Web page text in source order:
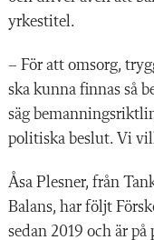
yrkestitel.
– För att omsorg,
ska kunna finnas så
säg
politiska beslut. Vi
Åsa Plesner, från
Balans, har följt
sedan 2019 och är